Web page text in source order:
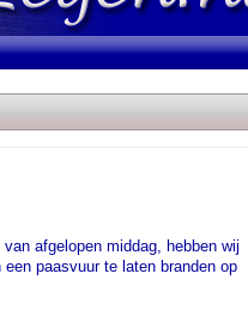
afgelopen middag, hebben wij
paasvuur te laten branden op